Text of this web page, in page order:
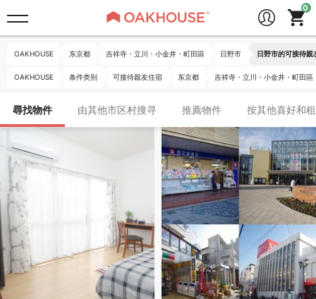
OAKHOUSE 东京都 吉祥寺・立川・小金井・町田區 日野市 日野市的可接待親
OAKHOUSE 条件类别 可接待親友住宿 东京都 吉祥寺・立川・小金井・町田區
尋找物件 由其他市区村搜寻 推薦物件 按其他喜好和